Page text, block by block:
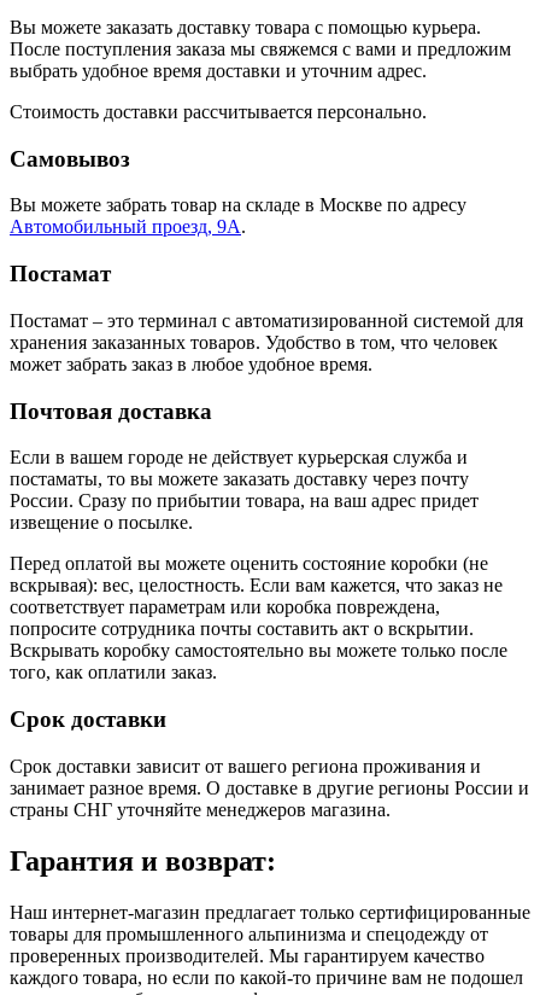
Вы можете заказать доставку товара с помощью курьера.
После поступления заказа мы свяжемся с вами и предложим
выбрать удобное время доставки и уточним адрес.
Стоимость доставки рассчитывается персонально.
Самовывоз
Вы можете забрать товар на складе в Москве по адресу
Автомобильный проезд, 9А.
Постамат
Постамат – это терминал с автоматизированной системой для
хранения заказанных товаров. Удобство в том, что человек
может забрать заказ в любое удобное время.
Почтовая доставка
Если в вашем городе не действует курьерская служба и
постаматы, то вы можете заказать доставку через почту
России. Сразу по прибытии товара, на ваш адрес придет
извещение о посылке.
Перед оплатой вы можете оценить состояние коробки (не
вскрывая): вес, целостность. Если вам кажется, что заказ не
соответствует параметрам или коробка повреждена,
попросите сотрудника почты составить акт о вскрытии.
Вскрывать коробку самостоятельно вы можете только после
того, как оплатили заказ.
Срок доставки
Срок доставки зависит от вашего региона проживания и
занимает разное время. О доставке в другие регионы России и
страны СНГ уточняйте менеджеров магазина.
Гарантия и возврат:
Наш интернет-магазин предлагает только сертифицированные
товары для промышленного альпинизма и спецодежду от
проверенных производителей. Мы гарантируем качество
каждого товара, но если по какой-то причине вам не подошел